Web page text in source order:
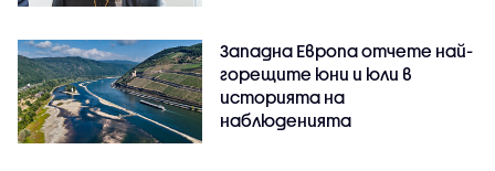
Западна Европа отчете най-
горещите юни и юли в
историята на
наблюденията